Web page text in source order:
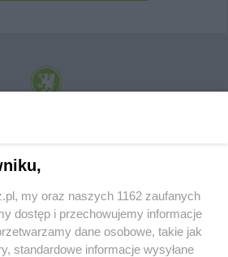
Sp. z o.o. Internetowy Serwis Informacyjny Miasta
my oraz naszych 1162 zaufanych
dostęp i przechowujemy informacje
dane osobowe, takie jak
standardowe informacje wysyłane